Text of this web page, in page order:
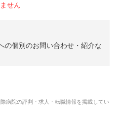
せん
の個別のお問い合わせ・紹介な
病院の評判・求人・転職情報を掲載してい